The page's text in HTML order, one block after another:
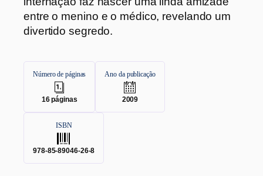
entre o menino e o médico, revelando um
divertido segredo.
Número de páginas
16páginas
Ano da publicação
.
2009
ISBN
978-85-89046-26-8